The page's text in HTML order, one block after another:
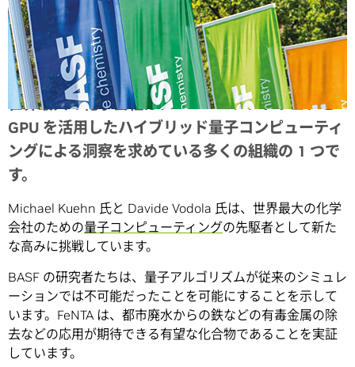
世界最大の化学会社は、NVIDIA ソフトウェアと
GPU を活用したハイブリッド量子コンピューティ
ングによる洞察を求めている多くの組織の 1 つで
す。
Michael Kuehn 氏と Davide Vodola 氏は、世界最大の化学
会社のための量子コンピューティングの先駆者として新た
な高みに挑戦しています。
BASF の研究者たちは、量子アルゴリズムが従来のシミュレ
ーションでは不可能だったことを可能にすることを示して
います。FeNTA は、都市廃水からの鉄などの有毒金属の除
去などの応用が期待できる有望な化合物であることを実証
しています。